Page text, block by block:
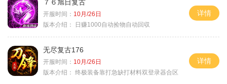
７６旭日复古
开服时间： 10月/26日
版本介绍：
日赚1000自动捡物自动回収
详情
无尽复古176
开服时间： 10月/26日
版本介绍： 终极装备靠打急缺打材料双登录器合区
详情